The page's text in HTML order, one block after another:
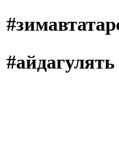
#айдагулять